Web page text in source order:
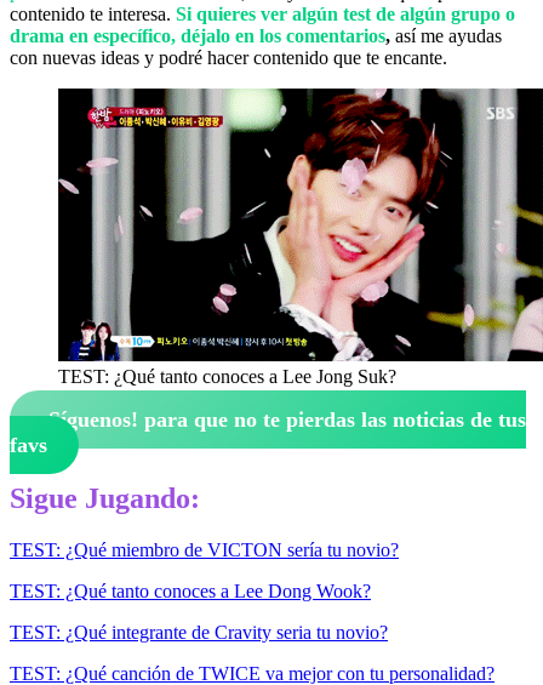
contenido te interesa. Si quieres ver algún test de algún grupo o
drama en específico, déjalo en los comentarios, así me ayudas
con nuevas ideas y podré hacer contenido que te encante.
TEST: ¿Qué tanto conoces a Lee Jong Suk?
¡Síguenos! para que no te pierdas las noticias de tus
favs
Sigue Jugando:
TEST: ¿Qué miembro de VICTON sería tu novio?
TEST: ¿Qué tanto conoces a Lee Dong Wook?
TEST: ¿Qué integrante de Cravity seria tu novio?
TEST: ¿Qué canción de TWICE va mejor con tu personalidad?